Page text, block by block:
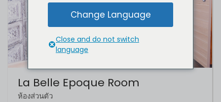
La Belle Epoque Room
ห้องส่วนตัว
Change Language
Close and do not switch
language